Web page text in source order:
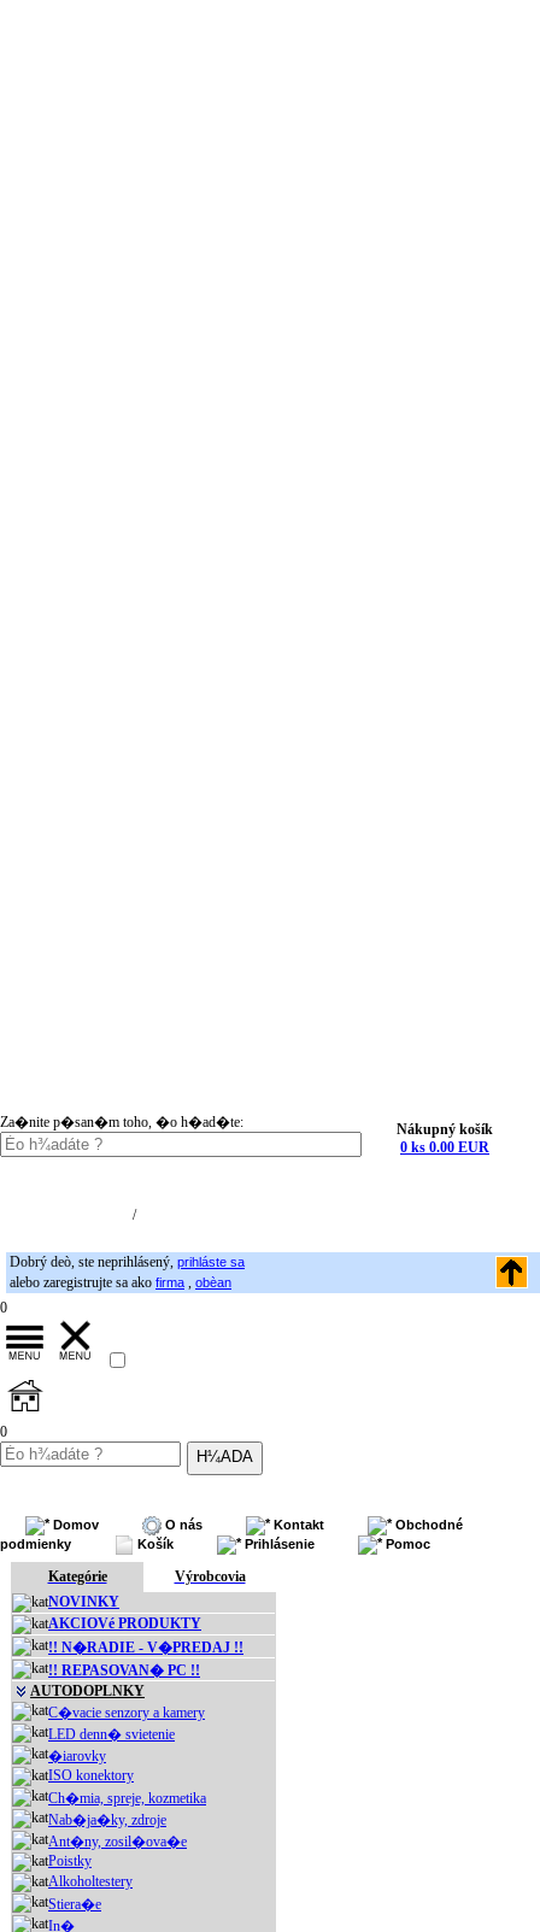
Za�nite p�san�m toho, �o h�ad�te:
Nákupný košík
0 ks 0.00 EUR
/
Dobrý deò, ste neprihlásený, prihláste sa
alebo zaregistrujte sa ako firma , obèan
0
0
Domov O nás Kontakt
Obchodné
podmienky
Košík Prihlásenie Pomoc
Kategórie
Výrobcovia
NOVINKY
AKCIOVé PRODUKTY
!! N�RADIE - V�PREDAJ !!
!! REPASOVAN� PC !!
AUTODOPLNKY
C�vacie senzory a kamery
LED denn� svietenie
�iarovky
ISO konektory
Ch�mia, spreje, kozmetika
Nab�ja�ky, zdroje
Ant�ny, zosil�ova�e
Poistky
Alkoholtestery
Stiera�e
In�